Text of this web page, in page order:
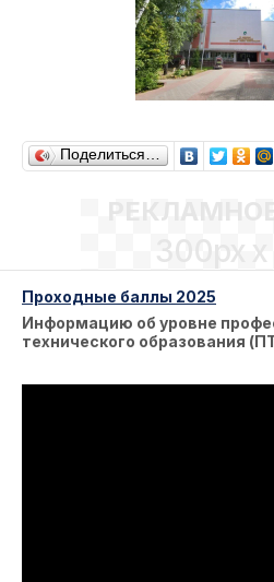
Поделиться…
300px x
Проходные баллы 2025
Информацию об уровне
технического образования